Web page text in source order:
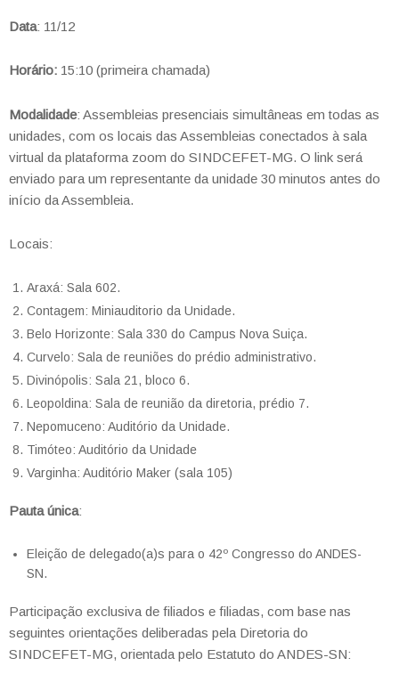
Data: 11/12
Horário: 15:10 (primeira chamada)
Modalidade: Assembleias presenciais simultâneas em todas as
unidades, com os locais das Assembleias conectados à sala
virtual da plataforma zoom do SINDCEFET-MG. O link será
enviado para um representante da unidade 30 minutos antes do
início da Assembleia.
Locais:
Araxá: Sala 602.
Contagem: Miniauditorio da Unidade.
Belo Horizonte: Sala 330 do Campus Nova Suiça.
Curvelo: Sala de reuniões do prédio administrativo.
Divinópolis: Sala 21, bloco 6.
Leopoldina: Sala de reunião da diretoria, prédio 7.
Nepomuceno: Auditório da Unidade.
Timóteo: Auditório da Unidade
Varginha: Auditório Maker (sala 105)
Pauta única:
Eleição de delegado(a)s para o 42º Congresso do ANDES-
SN.
Participação exclusiva de filiados e filiadas, com base nas
seguintes orientações deliberadas pela Diretoria do
SINDCEFET-MG, orientada pelo Estatuto do ANDES-SN: